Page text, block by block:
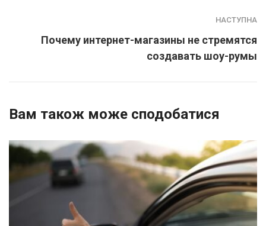
НАСТУПНА
Почему интернет-магазины не стремятся
создавать шоу-румы
Вам також може сподобатися